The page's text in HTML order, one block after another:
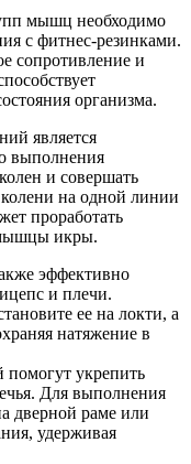
мышц необходимо
с фитнес-резинками.
сопротивление и
организма.
является
выполнения
и совершать
на одной линии
проработать
икры.
эффективно
и плечи.
ее на локти, а
натяжение в
помогут укрепить
Для выполнения
дверной раме или
удерживая